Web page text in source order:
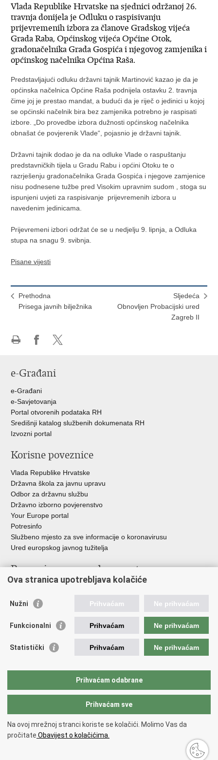
Vlada Republike Hrvatske na sjednici održanoj 26.
travnja donijela je Odluku o raspisivanju
prijevremenih izbora za članove Gradskog vijeća
Grada Raba, Općinskog vijeća Općine Otok,
gradonačelnika Grada Gospića i njegovog zamjenika i
općinskog načelnika Općina Raša.
Predstavljajući odluku državni tajnik Martinović kazao je da je
općinska načelnica Općine Raša podnijela ostavku 2. travnja
čime joj je prestao mandat, a budući da je riječ o jedinici u kojoj
se općinski načelnik bira bez zamjenika potrebno je raspisati
izbore. „Do provedbe izbora dužnosti općinskog načelnika
obnašat će povjerenik Vlade“, pojasnio je državni tajnik.
Državni tajnik dodao je da na odluke Vlade o raspuštanju
predstavničkih tijela u Gradu Rabu i općini Otoku te o
razrješenju gradonačelnika Grada Gospića i njegove zamjenice
nisu podnesene tužbe pred Visokim upravnim sudom , stoga su
ispunjeni uvjeti za raspisivanje prijevremenih izbora u
navedenim jedinicama.
Prijevremeni izbori održat će se u nedjelju 9. lipnja, a Odluka
stupa na snagu 9. svibnja.
Pisane vijesti
Prethodna
Prisega javnih bilježnika
Sljedeća
Obnovljen Probacijski ured
Zagreb II
FacebookuTwitteru
e-Građani
e-Građani
e-Savjetovanja
Portal otvorenih podataka RH
Središnji katalog službenih dokumenata RH
Izvozni portal
Korisne poveznice
Vlada Republike Hrvatske
Državna škola za javnu upravu
Odbor za državnu službu
Državno izborno povjerenstvo
Your Europe portal
Potresinfo
Službeno mjesto za sve informacije o koronavirusu
Ured europskog javnog tužitelja
Poveznice pravosudnog sustava
Državno odvjetništvo
Ured za suzbijanje korupcije i organiziranog kriminaliteta
Državnoodvjetničko vijeće
Hrvatska odvjetnička komora
Europski pravosudni portal
Copyright © 2026 Ministarstvo pravosuđa, uprave i digitalne
transformacije Republike Hrvatske.
pristupačnosti.
Ova stranica upotrebljava kolačiće
Nužni Prihvaćam Ne prihvaćam
Funkcionalni Prihvaćam Ne prihvaćam
Statistički Prihvaćam Ne prihvaćam
Prihvaćam odabrane
Prihvaćam sve
Na ovoj mrežnoj stranci koriste se kolačići. Molimo Vas da
pročitate Obavijest o kolačićima.